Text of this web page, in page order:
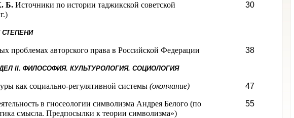
Б.Источники по истории таджикской советской
30
проблемах авторского права в Российской Федерации 38
II. ФИЛОСОФИЯ. КУЛЬТУРОЛОГИЯ. СОЦИОЛОГИЯ
как социально-регулятивной системы(окончание) 47
в гносеологии символизма Андрея Белого (по
смысла. Предпосылки к теории символизма»)
55